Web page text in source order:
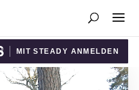
MIT STEADY ANMELDEN